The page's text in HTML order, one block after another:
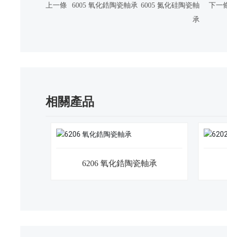
上一條 6005 氧化鋯陶瓷軸承 6005 氮化硅陶瓷軸
承
下一
相關產品
6206 氧化鋯陶瓷軸承